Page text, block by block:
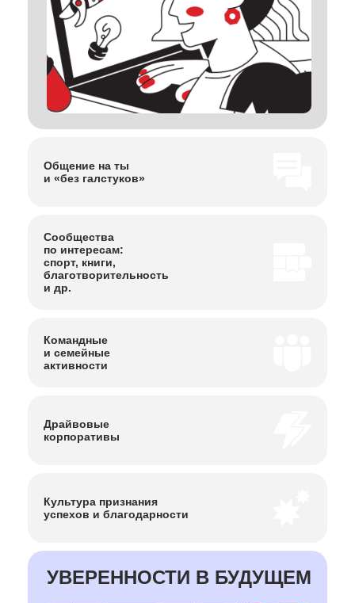
Общение на ты
и «без галстуков»
Сообщества
по интересам:
спорт, книги,
благотворительность
и др.
Командные
и семейные
активности
Драйвовые
корпоративы
Культура признания
успехов и благодарности
УВЕРЕННОСТИ В БУДУЩЕМ